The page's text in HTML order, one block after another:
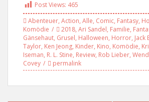
Post Views: 465
Abenteuer, Action, Alle, Comic, Fantasy,
Komödie
2018, Ari Sandel, Familie,
Gänsehaut, Grusel, Halloween, Horror, Jack
Taylor, Ken Jeong, Kinder, Kino, Komödie,
Iseman, R. L. Stine, Review, Rob Lieber,
Covey
permalink